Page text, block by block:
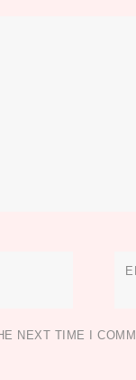
NEXT TIME I